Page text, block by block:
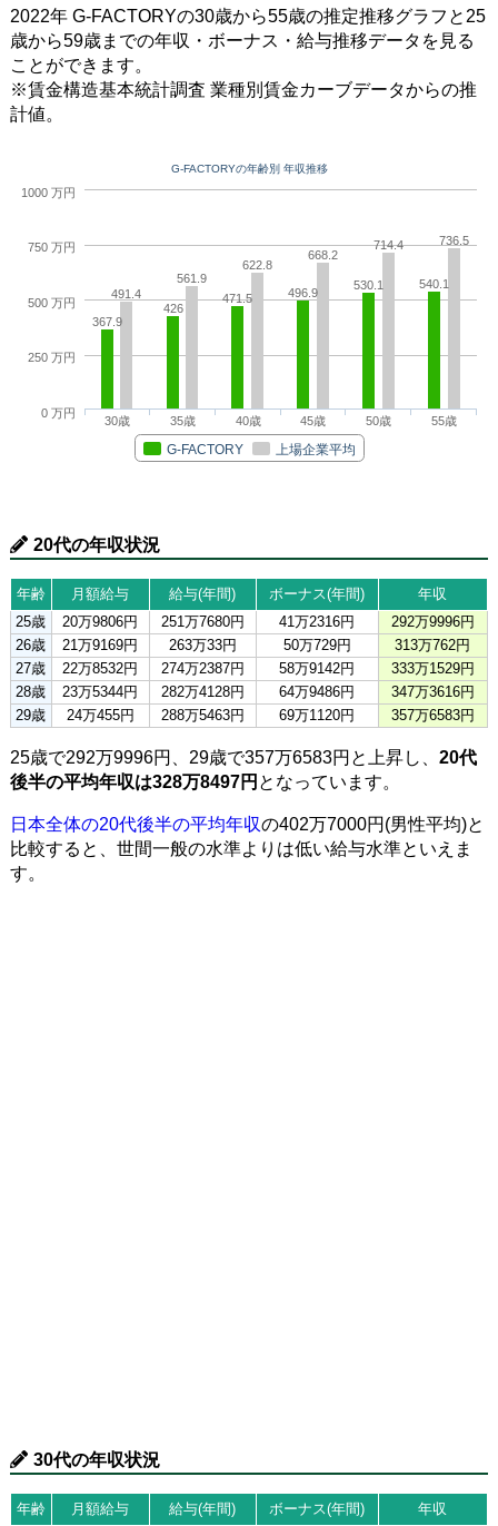
2022年 G-FACTORYの30歳から55歳の推定推移グラフと25
歳から59歳までの年収・ボーナス・給与推移データを見る
ことができます。
※賃金構造基本統計調査 業種別賃金カーブデータからの推
計値。
G-FACTORYの年齢別 年収推移
367.9
426
471.5 496.9
530.1 540.1
491.4
561.9
622.8
668.2
714.4 736.5
G-FACTORY 上場企業平均
30歳 35歳 40歳 45歳 50歳 55歳
0 万円
250 万円
500 万円
750 万円
1000 万円
20代の年収状況
年齢 月額給与 給与(年間) ボーナス(年間)
年収
25歳
20万9806円 251万7680円 41万2316円
292万9996円
26歳
21万9169円 263万33円 50万729円
313万762円
27歳
22万8532円 274万2387円 58万9142円
333万1529円
28歳
23万5344円 282万4128円 64万9486円
347万3616円
29歳
24万455円 288万5463円 69万1120円 357万6583円
25歳で292万9996円、29歳で357万6583円と上昇し、 20代
後半の平均年収は328万8497円 となっています。
日本全体の20代後半の平均年収の402万7000円(男性平均)と
比較すると、世間一般の水準よりは低い給与水準といえま
す。
30代の年収状況
年齢 月額給与 給与(年間) ボーナス(年間) 年収